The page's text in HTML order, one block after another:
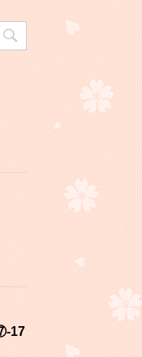
17